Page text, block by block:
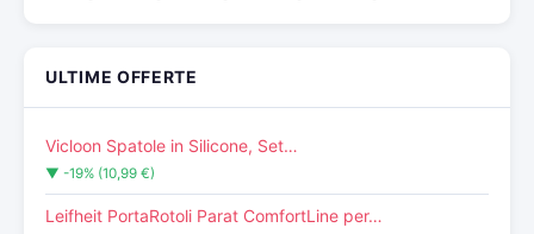
ULTIME OFFERTE
Vicloon Spatole in Silicone, Set…
▼ -19% (10,99 €)
Leifheit PortaRotoli Parat ComfortLine per…